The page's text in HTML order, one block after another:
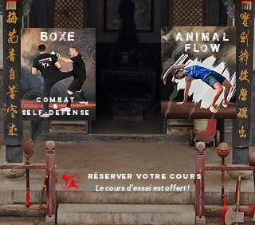
boxe
combat
&
self-defense
animal
flow
Réserver votre cours
Le cours d'essai est offert !